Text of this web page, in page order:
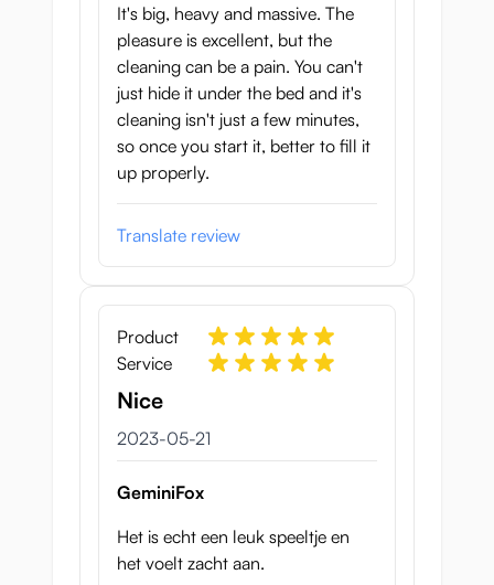
It's big, heavy and massive. The
pleasure is excellent, but the
cleaning can be a pain. You can't
just hide it under the bed and it's
cleaning isn't just a few minutes,
so once you start it, better to fill it
up properly.
Translate review
Product
Service
Nice
21 maj 2023
2023-05-21
GeminiFox
Het is echt een leuk speeltje en
het voelt zacht aan.